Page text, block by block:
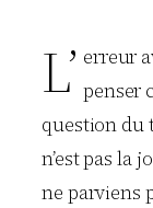
L’ erreur
penser
question du
n’est pas la
ne parviens